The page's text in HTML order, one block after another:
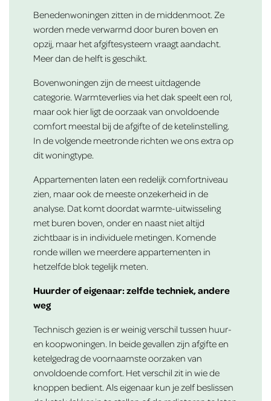
Benedenwoningen zitten in de middenmoot. Ze
worden mede verwarmd door buren boven en
opzij, maar het afgiftesysteem vraagt aandacht.
Meer dan de helft is geschikt.
Bovenwoningen zijn de meest uitdagende
categorie. Warmteverlies via het dak speelt een rol,
maar ook hier ligt de oorzaak van onvoldoende
comfort meestal bij de afgifte of de ketelinstelling.
In de volgende meetronde richten we ons extra op
dit woningtype.
Appartementen laten een redelijk comfortniveau
zien, maar ook de meeste onzekerheid in de
analyse. Dat komt doordat warmte-uitwisseling
met buren boven, onder en naast niet altijd
zichtbaar is in individuele metingen. Komende
ronde willen we meerdere appartementen in
hetzelfde blok tegelijk meten.
Huurder of eigenaar: zelfde techniek, andere
weg
Technisch gezien is er weinig verschil tussen huur-
en koopwoningen. In beide gevallen zijn afgifte en
ketelgedrag de voornaamste oorzaken van
onvoldoende comfort. Het verschil zit in wie de
knoppen bedient. Als eigenaar kun je zelf beslissen